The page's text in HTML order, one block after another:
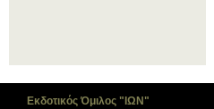
Εκδοτικός Όμιλος "ΙΩΝ"